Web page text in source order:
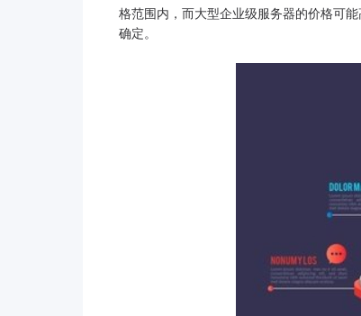
格范围内，而大型企业级服务器的价格可
确定。